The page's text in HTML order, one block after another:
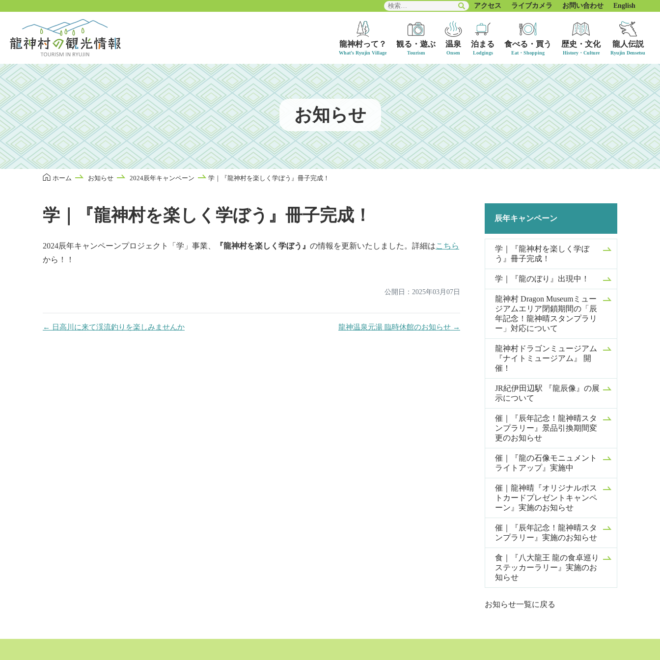
ッ
プ
龍神村って？ 観る・遊ぶ 温泉 泊まる 食べる・買う 歴史・文化 龍人伝説
検
アクセス ライブカメラ お問い合わせ English
お知らせ
ホーム お知らせ 2024辰年キャンペーン 学｜『龍神村を楽しく学ぼう』冊子完成！
学｜『龍神村を楽しく学ぼう』冊子完成！
2024辰年キャンペーンプロジェクト「学」事業、 『龍神村を楽しく学ぼう』 の情報を更新いたしました。詳細はこちら
から！！
公開日： 2025年03月07日
稿
← 日高川に来て渓流釣りを楽しみませんか 龍神温泉元湯 臨時休館のお知らせ →
辰年キャンペーン
学｜『龍神村を楽しく学ぼ
う』冊子完成！
学｜『龍のぼり』出現中！
龍神村 Dragon Museumミュー
ジアムエリア閉鎖期間の「辰
年記念！龍神晴スタンプラリ
ー」対応について
龍神村ドラゴンミュージアム
『ナイトミュージアム』 開
催！
JR紀伊田辺駅 『龍辰像』の展
示について
催｜『辰年記念！龍神晴スタ
ンプラリー』景品引換期間変
更のお知らせ
催｜『龍の石像モニュメント
ライトアップ』実施中
催｜龍神晴『オリジナルポス
トカードプレゼントキャンペ
ーン』実施のお知らせ
催｜『辰年記念！龍神晴スタ
ンプラリー』実施のお知らせ
食｜『八大龍王 龍の食卓巡り
ステッカーラリー』実施のお
知らせ
お知らせ一覧に戻る